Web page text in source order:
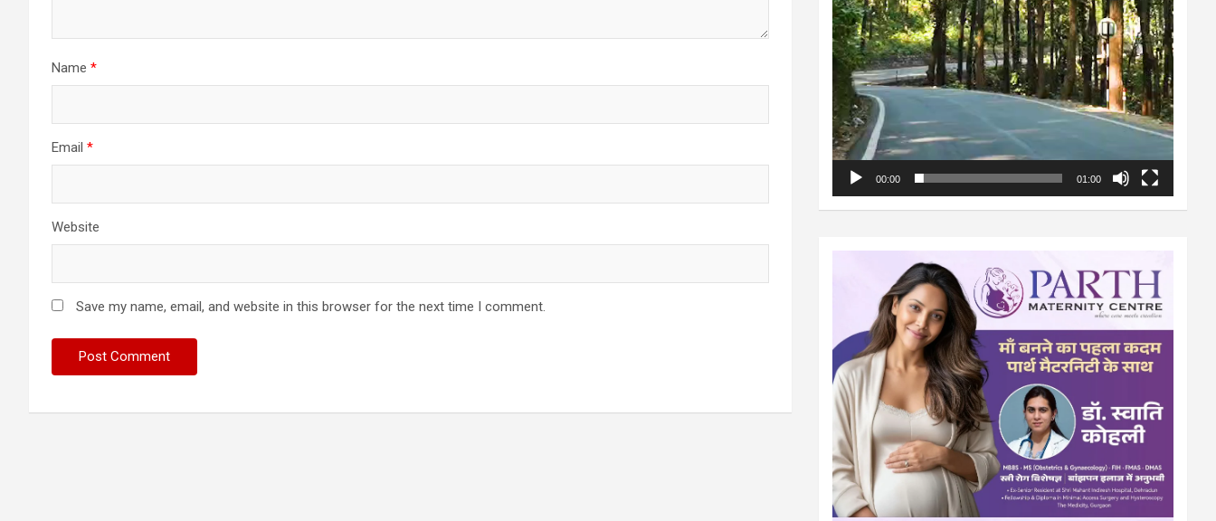
Name *
Email *
Website
Save my name, email, and website in this browser for the next time I comment.
00:00 01:00